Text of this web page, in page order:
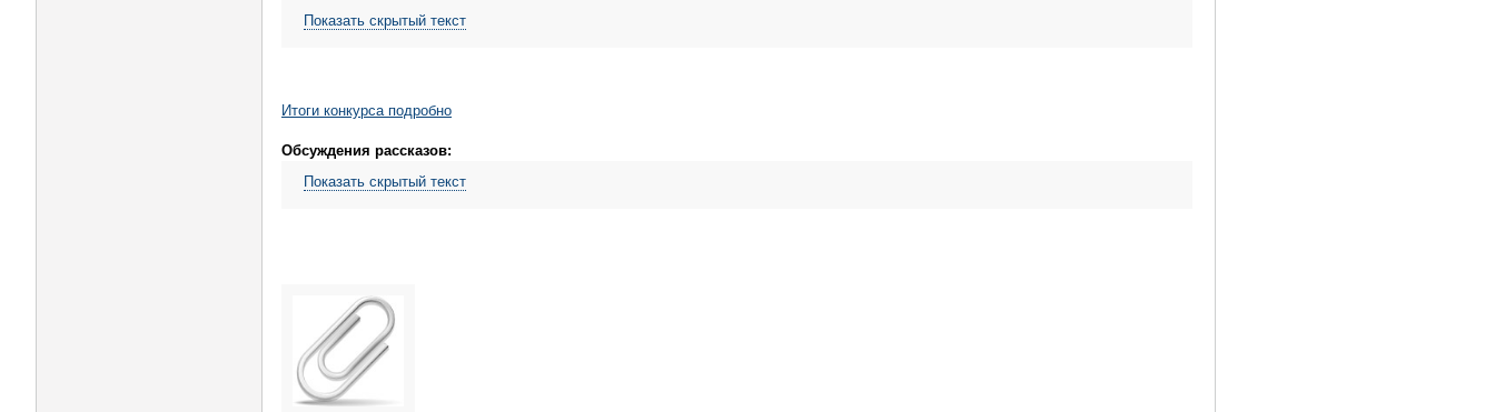
Показать скрытый текст
Итоги конкурса подробно
Обсуждения рассказов:
Показать скрытый текст